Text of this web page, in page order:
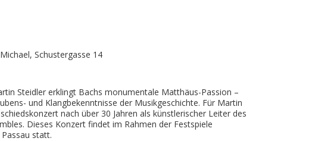
Schustergasse 14
Steidler erklingt Bachs monumentale Matthäus-Passion –
und Klangbekenntnisse der Musikgeschichte. Für Martin
nach über 30 Jahren als künstlerischer Leiter des
Dieses Konzert findet im Rahmen der Festspiele
statt.